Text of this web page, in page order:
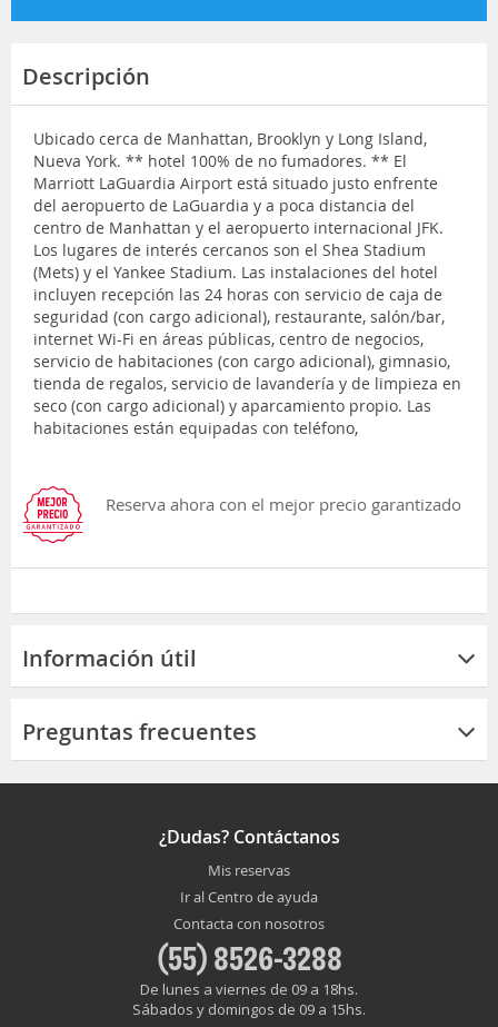
Descripción
Ubicado cerca de Manhattan, Brooklyn y Long Island,
Nueva York. ** hotel 100% de no fumadores. ** El
Marriott LaGuardia Airport está situado justo enfrente
del aeropuerto de LaGuardia y a poca distancia del
centro de Manhattan y el aeropuerto internacional JFK.
Los lugares de interés cercanos son el Shea Stadium
(Mets) y el Yankee Stadium. Las instalaciones del hotel
incluyen recepción las 24 horas con servicio de caja de
seguridad (con cargo adicional), restaurante, salón/bar,
internet Wi-Fi en áreas públicas, centro de negocios,
servicio de habitaciones (con cargo adicional), gimnasio,
tienda de regalos, servicio de lavandería y de limpieza en
seco (con cargo adicional) y aparcamiento propio. Las
habitaciones están equipadas con teléfono,
Reserva ahora con el mejor precio garantizado
Información útil
Preguntas frecuentes
¿Dudas? Contáctanos
Mis reservas
Ir al Centro de ayuda
Contacta con nosotros
(55) 8526-3288
De lunes a viernes de 09 a 18hs.
Sábados y domingos de 09 a 15hs.